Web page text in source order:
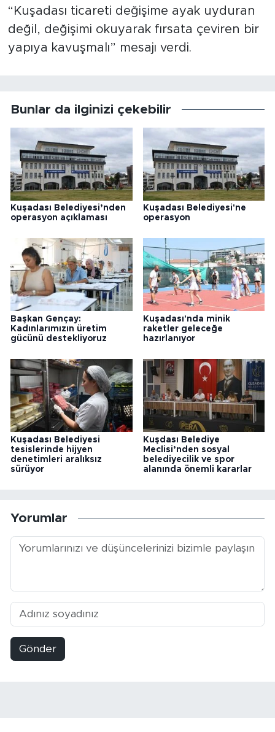
“Kuşadası ticareti değişime ayak uyduran
değil, değişimi okuyarak fırsata çeviren bir
yapıya kavuşmalı” mesajı verdi.
Bunlar da ilginizi çekebilir
Kuşadası Belediyesi’nden
operasyon açıklaması
Kuşadası Belediyesi'ne
operasyon
Başkan Gençay:
Kadınlarımızın üretim
gücünü destekliyoruz
Kuşadası'nda minik
raketler geleceğe
hazırlanıyor
Kuşadası Belediyesi
tesislerinde hijyen
denetimleri aralıksız
sürüyor
Kuşdası Belediye
Meclisi’nden sosyal
belediyecilik ve spor
alanında önemli kararlar
Yorumlar
Gönder